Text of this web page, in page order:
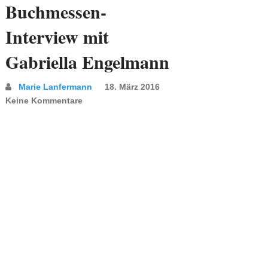
Buchmessen-
Interview mit
Gabriella Engelmann
Marie Lanfermann
18. März 2016
Keine Kommentare